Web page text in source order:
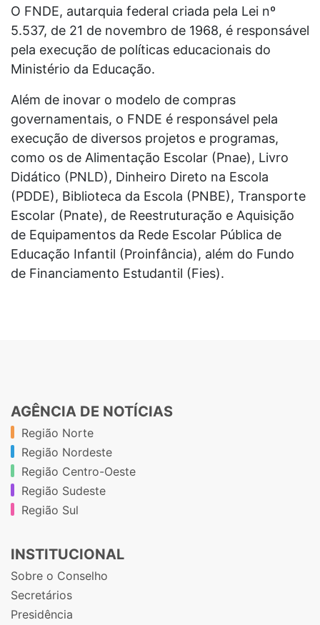
O FNDE, autarquia federal criada pela Lei nº
5.537, de 21 de novembro de 1968, é responsável
pela execução de políticas educacionais do
Ministério da Educação.
Além de inovar o modelo de compras
governamentais, o FNDE é responsável pela
execução de diversos projetos e programas,
como os de Alimentação Escolar (Pnae), Livro
Didático (PNLD), Dinheiro Direto na Escola
(PDDE), Biblioteca da Escola (PNBE), Transporte
Escolar (Pnate), de Reestruturação e Aquisição
de Equipamentos da Rede Escolar Pública de
Educação Infantil (Proinfância), além do Fundo
de Financiamento Estudantil (Fies).
AGÊNCIA DE NOTÍCIAS
Região Norte
Região Nordeste
Região Centro-Oeste
Região Sudeste
Região Sul
INSTITUCIONAL
Sobre o Conselho
Secretários
Presidência